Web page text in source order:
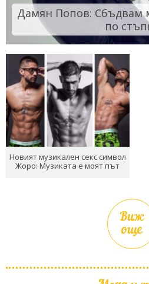
Дамян Попов: Сбъдвам
по
Новият музикален секс символ
Жоро: Музиката е моят път
Виж
още